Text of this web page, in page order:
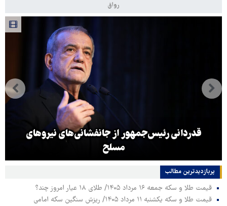
رواق
قدردانی رئیس‌جمهور از جانفشانی‌های نیروهای
مسلح
پربازدیدترین‌ مطالب
قیمت طلا و سکه جمعه ۱۶ مرداد ۱۴۰۵/ طلای ۱۸ عیار امروز چند؟
قیمت طلا و سکه یکشنبه ۱۱ مرداد ۱۴۰۵/ ریزش سنگین سکه امامی